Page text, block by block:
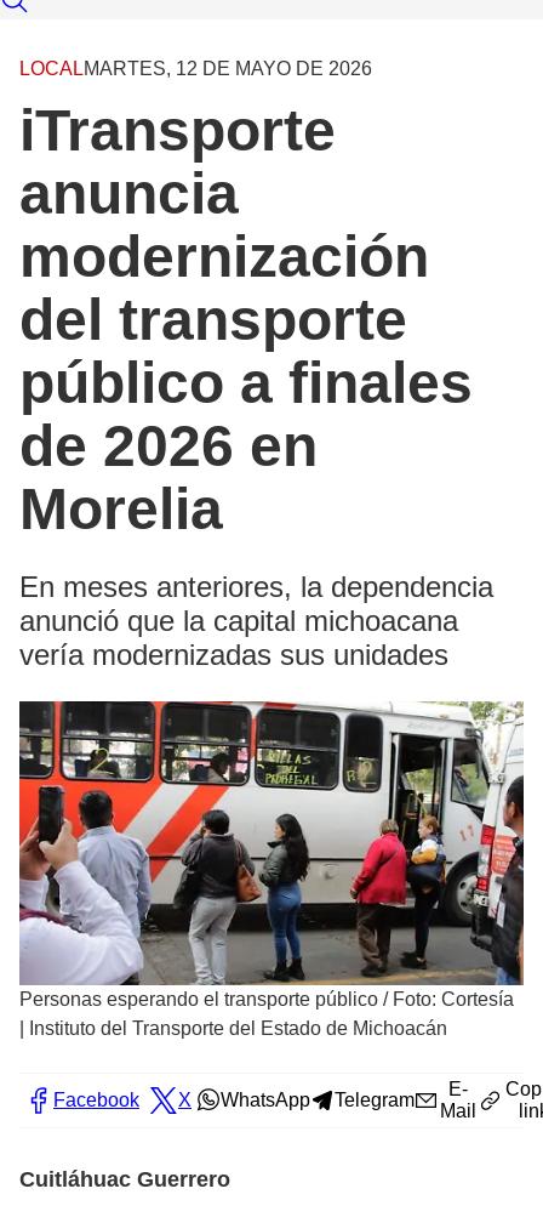
LOCALMARTES, 12 DE MAYO DE 2026
iTransporte
anuncia
modernización
del transporte
público a finales
de 2026 en
Morelia
En meses anteriores, la dependencia
anunció que la capital michoacana
vería modernizadas sus unidades
Personas esperando el transporte público / Foto: Cortesía
| Instituto del Transporte del Estado de Michoacán
Facebook X WhatsApp Telegram
E-
Mail
Cuitláhuac Guerrero